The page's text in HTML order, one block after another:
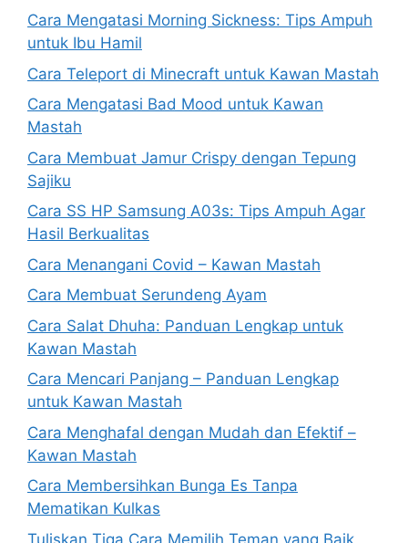
Cara Mengatasi Morning Sickness: Tips Ampuh
untuk Ibu Hamil
Cara Teleport di Minecraft untuk Kawan Mastah
Cara Mengatasi Bad Mood untuk Kawan
Mastah
Cara Membuat Jamur Crispy dengan Tepung
Sajiku
Cara SS HP Samsung A03s: Tips Ampuh Agar
Hasil Berkualitas
Cara Menangani Covid – Kawan Mastah
Cara Membuat Serundeng Ayam
Cara Salat Dhuha: Panduan Lengkap untuk
Kawan Mastah
Cara Mencari Panjang – Panduan Lengkap
untuk Kawan Mastah
Cara Menghafal dengan Mudah dan Efektif –
Kawan Mastah
Cara Membersihkan Bunga Es Tanpa
Mematikan Kulkas
Tuliskan Tiga Cara Memilih Teman yang Baik